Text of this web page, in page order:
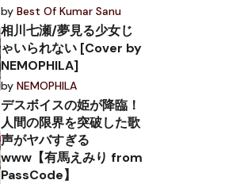
by Best Of Kumar Sanu
相川七瀬/夢見る少女じ
ゃいられない [Cover by
NEMOPHILA]
by NEMOPHILA
デスボイスの姫が降臨！
人間の限界を突破した歌
声がヤバすぎる
www【有馬えみり from
PassCode】